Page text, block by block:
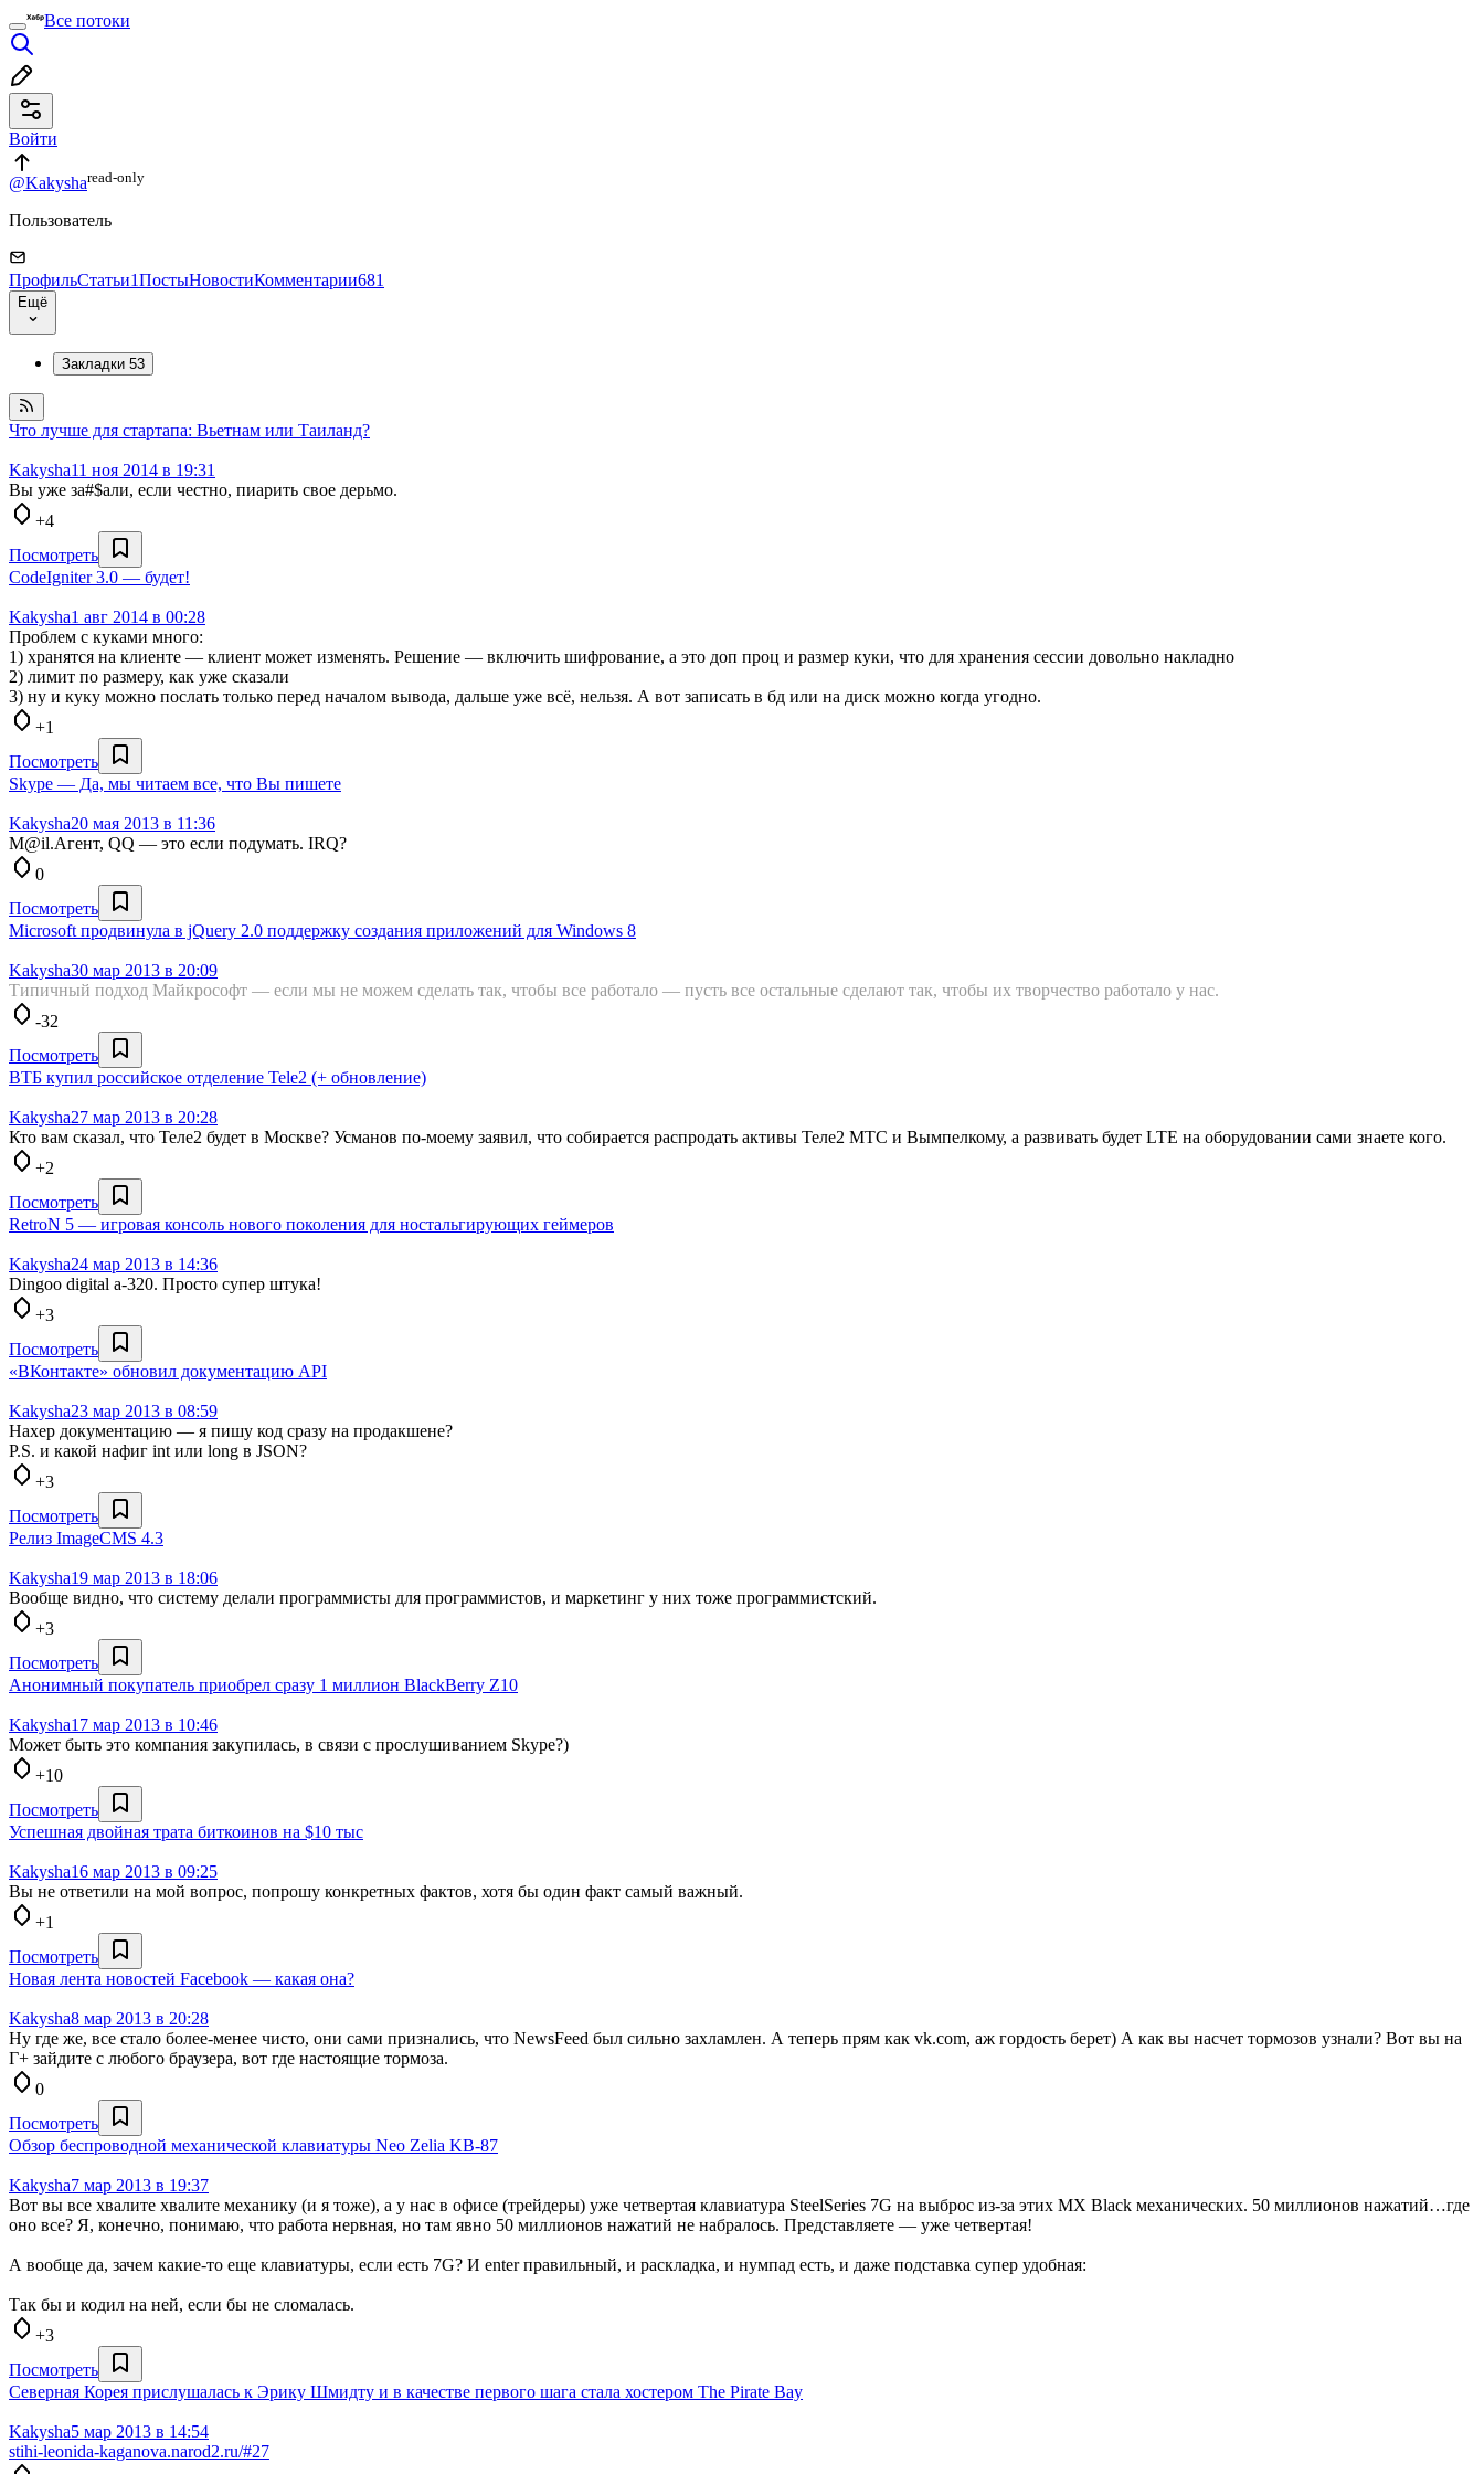
Все потоки
Войти
@Kakysharead⁠-⁠only
Пользователь
ПрофильСтатьи1ПостыНовостиКомментарии681
Ещё
Закладки 53
Что лучше для стартапа: Вьетнам или Таиланд?
Kakysha11 ноя 2014 в 19:31
Вы уже за#$али, если честно, пиарить свое дерьмо.
+4
Посмотреть
CodeIgniter 3.0 — будет!
Kakysha1 авг 2014 в 00:28
Проблем с куками много:
1) хранятся на клиенте — клиент может изменять. Решение — включить шифрование, а это доп проц и размер куки, что для хранения сессии довольно накладно
2) лимит по размеру, как уже сказали
3) ну и куку можно послать только перед началом вывода, дальше уже всё, нельзя. А вот записать в бд или на диск можно когда угодно.
+1
Посмотреть
Skype — Да, мы читаем все, что Вы пишете
Kakysha20 мая 2013 в 11:36
M@il.Агент, QQ — это если подумать. IRQ?
0
Посмотреть
Microsoft продвинула в jQuery 2.0 поддержку создания приложений для Windows 8
Kakysha30 мар 2013 в 20:09
Типичный подход Майкрософт — если мы не можем сделать так, чтобы все работало — пусть все остальные сделают так, чтобы их творчество работало у нас.
-32
Посмотреть
ВТБ купил российское отделение Tele2 (+ обновление)
Kakysha27 мар 2013 в 20:28
Кто вам сказал, что Теле2 будет в Москве? Усманов по-моему заявил, что собирается распродать активы Теле2 МТС и Вымпелкому, а развивать будет LTE на оборудовании сами знаете кого.
+2
Посмотреть
RetroN 5 — игровая консоль нового поколения для ностальгирующих геймеров
Kakysha24 мар 2013 в 14:36
Dingoo digital a-320. Просто супер штука!
+3
Посмотреть
«ВКонтакте» обновил документацию API
Kakysha23 мар 2013 в 08:59
Нахер документацию — я пишу код сразу на продакшене?
P.S. и какой нафиг int или long в JSON?
+3
Посмотреть
Релиз ImageCMS 4.3
Kakysha19 мар 2013 в 18:06
Вообще видно, что систему делали программисты для программистов, и маркетинг у них тоже программистский.
+3
Посмотреть
Анонимный покупатель приобрел сразу 1 миллион BlackBerry Z10
Kakysha17 мар 2013 в 10:46
Может быть это компания закупилась, в связи с прослушиванием Skype?)
+10
Посмотреть
Успешная двойная трата биткоинов на $10 тыс
Kakysha16 мар 2013 в 09:25
Вы не ответили на мой вопрос, попрошу конкретных фактов, хотя бы один факт самый важный.
+1
Посмотреть
Новая лента новостей Facebook — какая она?
Kakysha8 мар 2013 в 20:28
Ну где же, все стало более-менее чисто, они сами признались, что NewsFeed был сильно захламлен. А теперь прям как vk.com, аж гордость берет) А как вы насчет тормозов узнали? Вот вы на
Г+ зайдите с любого браузера, вот где настоящие тормоза.
0
Посмотреть
Обзор беспроводной механической клавиатуры Neo Zelia KB-87
Kakysha7 мар 2013 в 19:37
Вот вы все хвалите хвалите механику (и я тоже), а у нас в офисе (трейдеры) уже четвертая клавиатура SteelSeries 7G на выброс из-за этих MX Black механических. 50 миллионов нажатий…где
оно все? Я, конечно, понимаю, что работа нервная, но там явно 50 миллионов нажатий не набралось. Представляете — уже четвертая!
А вообще да, зачем какие-то еще клавиатуры, если есть 7G? И enter правильный, и раскладка, и нумпад есть, и даже подставка супер удобная:
Так бы и кодил на ней, если бы не сломалась.
+3
Посмотреть
Северная Корея прислушалась к Эрику Шмидту и в качестве первого шага стала хостером The Pirate Bay
Kakysha5 мар 2013 в 14:54
stihi-leonida-kaganova.narod2.ru/#27